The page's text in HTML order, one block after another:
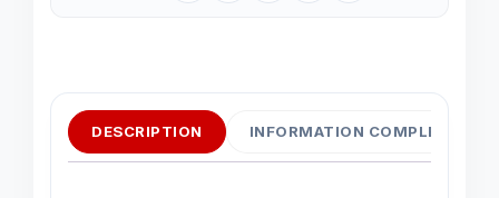
DESCRIPTION INFORMATION